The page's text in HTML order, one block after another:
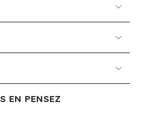
EN PENSEZ